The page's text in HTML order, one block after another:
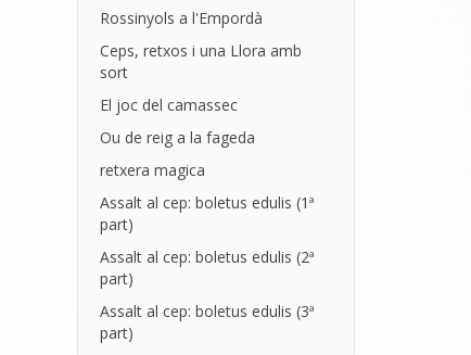
Rossinyols a l'Empordà
Ceps, retxos i una Llora amb
sort
El joc del camassec
Ou de reig a la fageda
retxera magica
Assalt al cep: boletus edulis (1ª
part)
Assalt al cep: boletus edulis (2ª
part)
Assalt al cep: boletus edulis (3ª
part)